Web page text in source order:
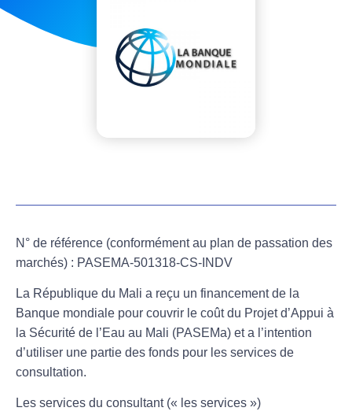
N° de référence (conformément au plan de passation des
marchés) : PASEMA-501318-CS-INDV
La République du Mali a reçu un financement de la
Banque mondiale pour couvrir le coût du Projet d’Appui à
la Sécurité de l’Eau au Mali (PASEMa) et a l’intention
d’utiliser une partie des fonds pour les services de
consultation.
Les services du consultant (« les services »)